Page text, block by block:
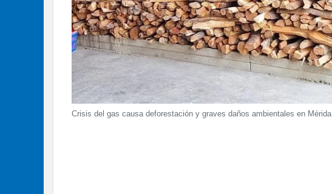
Crisis del gas causa deforestación y graves daños ambientales en Mérida